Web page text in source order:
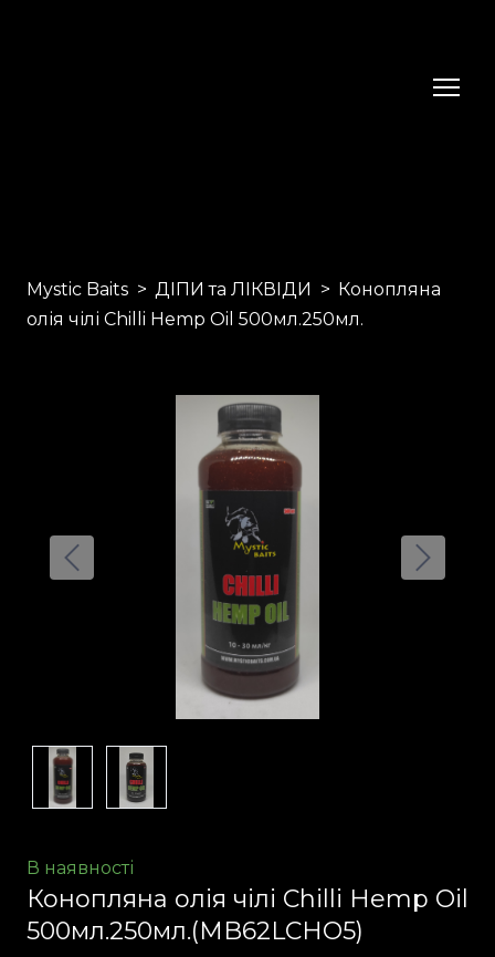
Mystic Baits ДІПИ та ЛІКВІДИ
Конопляна
олія чілі Chilli Hemp Oil 500мл.250мл.
В наявності
Конопляна олія чілі Chilli Hemp Oil
500мл.250мл.(MB62LCHO5)